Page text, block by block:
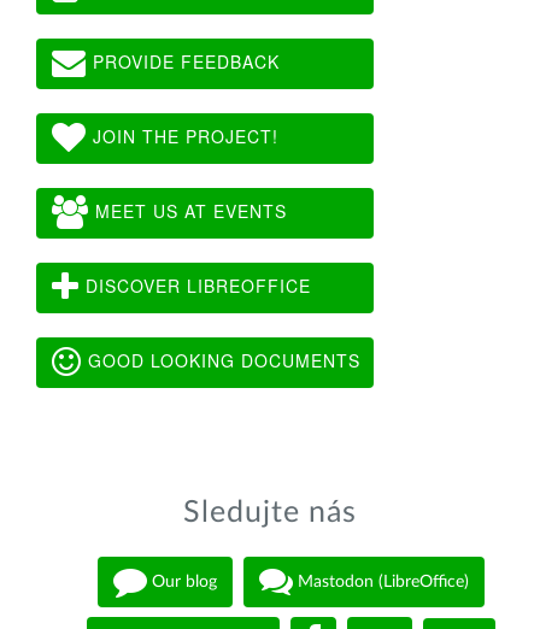
PROVIDE FEEDBACK
JOIN THE PROJECT!
MEET US AT EVENTS
DISCOVER LIBREOFFICE
GOOD LOOKING DOCUMENTS
Sledujte nás
Our blog Mastodon (LibreOffice)